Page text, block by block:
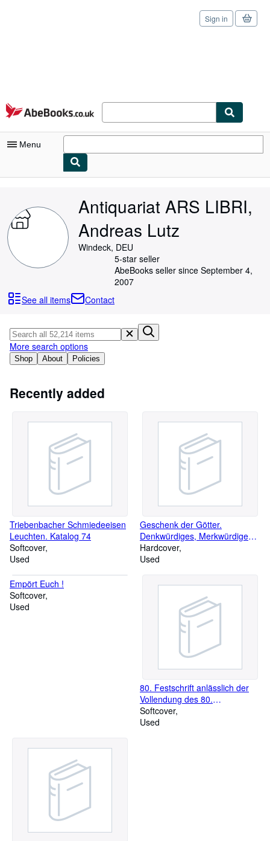
Skip to main content
AbeBooks.co.uk
Sign in
Menu
My Purchases
Sign Off
Advanced Search
Browse Collections
Rare Books
Textbooks
Sellers
Help
Antiquariat ARS LIBRI,
Andreas Lutz
Windeck, DEU
5-star seller
AbeBooks seller since September 4,
2007
See all items
Contact
Shop About Policies
More search options
Recently added
Triebenbacher Schmiedeeisen
Leuchten. Katalog 74
Softcover
Used
Geschenk der Götter.
Denkwürdiges, Merkwürdiges
und Vergnügliches von der
achtbaren Kunst des Backens,
jährigen Bestehen des Haus
Brandt 1912 -1972
Hardcover
Used
Empört Euch !
Softcover
Used
80. Festschrift anlässlich der
Vollendung des 80.
Lebensjahres von Frau Inge
Viefhues
Softcover
Used